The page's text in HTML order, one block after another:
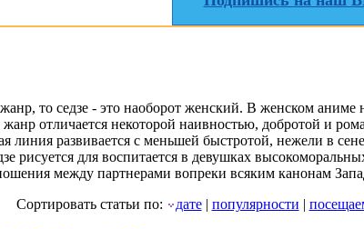
то седзе - это наоборот женский. В женском
жанр отличается некоторой наивностью, добротой и
линия развивается с меньшей быстротой, нежели в
рисуется для воспитается в девушках
между партнерами вопреки всяким канонам
Сортировать статьи по:
дате| популярности |